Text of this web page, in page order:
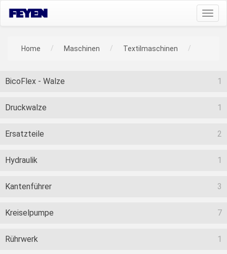
Home Maschinen Textilmaschinen
BicoFlex - Walze 1
Druckwalze 1
Ersatzteile 2
Hydraulik 1
Kantenführer 3
Kreiselpumpe 7
Rührwerk 1